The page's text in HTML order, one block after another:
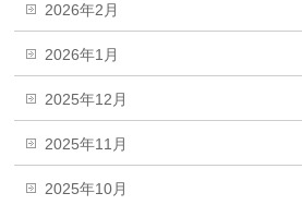
2026年2月
2026年1月
2025年12月
2025年11月
2025年10月